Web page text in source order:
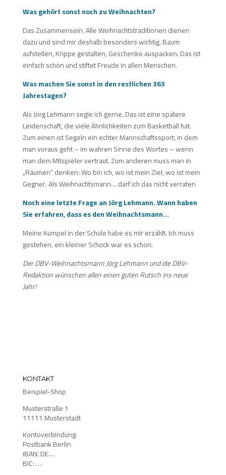
Was gehört sonst noch zu Weihnachten?
Das Zusammensein. Alle Weihnachtstraditionen dienen
dazu und sind mir deshalb besonders wichtig. Baum
aufstellen, Krippe gestalten, Geschenke auspacken. Das ist
einfach schön und stiftet Freude in allen Menschen.
Was machen Sie sonst in den restlichen 363
Jahrestagen?
Als Jörg Lehmann segle ich gerne. Das ist eine spätere
Leidenschaft, die viele Ähnlichkeiten zum Basketball hat.
Zum einen ist Segeln ein echter Mannschaftssport, in dem
man voraus geht – im wahren Sinne des Wortes – wenn
man dem Mitspieler vertraut. Zum anderen muss man in
„Räumen“ denken: Wo bin ich, wo ist mein Ziel, wo ist mein
Gegner. Als Weihnachtsmann… darf ich das nicht verraten
Noch eine letzte Frage an Jörg Lehmann. Wann haben
Sie erfahren, dass es den Weihnachtsmann…
Meine Kumpel in der Schule habe es mir erzählt. Ich muss
gestehen, ein kleiner Schock war es schon.
Der DBV-Weihnachtsmann Jörg Lehmann und die DBV-
Redaktion wünschen allen einen guten Rutsch ins neue
Jahr!
KONTAKT
Beispiel-Shop
Musterstraße 1
11111 Musterstadt
Kontoverbindung:
Postbank Berlin
IBAN: DE…
BIC: …